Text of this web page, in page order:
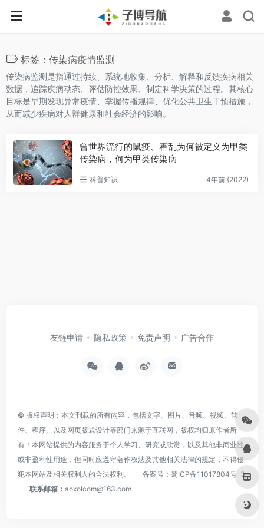
标签：传染病疫情监测
传染病监测是指通过持续、系统地收集、分析、解释和反馈疾病相关
数据，追踪疾病动态、评估防控效果、制定科学决策的过程。其核心
目标是早期发现异常疫情、掌握传播规律、优化公共卫生干预措施，
从而减少疾病对人群健康和社会经济的影响。
曾世界流行的鼠疫、霍乱为何被定义为甲类
传染病，何为甲类传染病
科普知识 4年前 (2022)
友链申请 隐私政策 免责声明 广告合作
© 版权声明：本文刊载的所有内容，包括文字、图片、音频、视频、软
件、程序、以及网页版式设计等部门来源于互联网，版权均归原作者所
有！本网站提供的内容服务于个人学习、研究或欣赏，以及其他非商业性
或非盈利性用途，但同时应遵守著作权法及其他相关法律的规定，不得侵
犯本网站及相关权利人的合法权利。
备案号： 蜀ICP备11017804号-3
联系邮箱： aoxolcom@163.com